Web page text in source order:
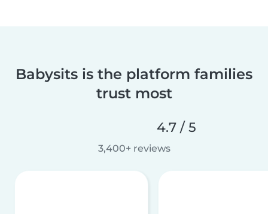
Babysits is the platform families
trust most
4.7 / 5
3,400+ reviews